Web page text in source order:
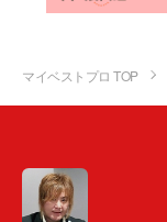
マイベストプロ TOP